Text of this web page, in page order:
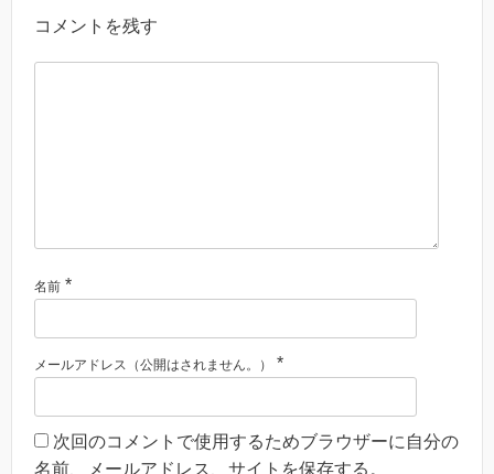
コメントを残す
名前 *
メールアドレス（公開はされません。） *
次回のコメントで使用するためブラウザーに自分の
名前、メールアドレス、サイトを保存する。